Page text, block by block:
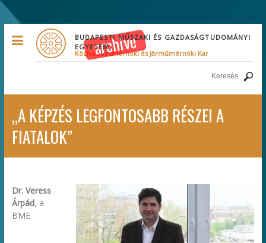
Közlekedésmérnöki és Járműmérnöki Kar
BUDAPESTI MŰSZAKI ÉS GAZDASÁGTUDOMÁNYI
EGYETEM
„A KÉPZÉS LEGFONTOSABB RÉSZEI A
FIATALOK”
Dr. Veress
Árpád, a
BME